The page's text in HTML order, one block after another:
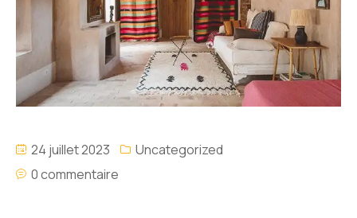
24 juillet 2023
Uncategorized
0 commentaire